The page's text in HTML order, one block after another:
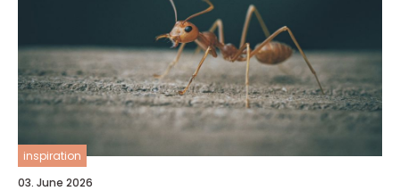
inspiration
03. June 2026